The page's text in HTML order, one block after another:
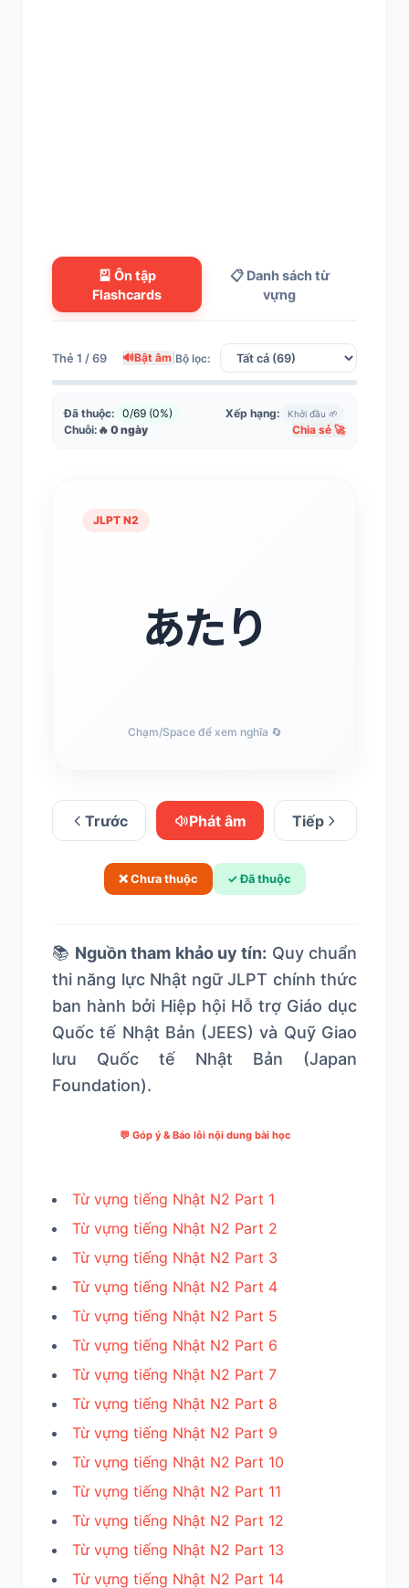
🎴 Ôn tập
Flashcards
📋 Danh sách từ
vựng
Thẻ 1 / 69 🔊Bật âm Bộ lọc:
Đã thuộc: 0/69 (0%) Xếp hạng: Khởi đầu 🌱
Chuỗi: 🔥 0 ngày Chia sẻ 🚀
JLPT N2
あたり
Chạm/Space để xem nghĩa 🔄
Chạm/Space để lật lại 🔄
Trước Phát âm Tiếp
❌ Chưa thuộc ✓ Đã thuộc
📚 Nguồn tham khảo uy tín: Quy chuẩn
thi năng lực Nhật ngữ JLPT chính thức
ban hành bởi Hiệp hội Hỗ trợ Giáo dục
Quốc tế Nhật Bản (JEES) và Quỹ Giao
lưu Quốc tế Nhật Bản (Japan
Foundation).
💬 Góp ý & Báo lỗi nội dung bài học
Từ vựng tiếng Nhật N2 Part 1
Từ vựng tiếng Nhật N2 Part 2
Từ vựng tiếng Nhật N2 Part 3
Từ vựng tiếng Nhật N2 Part 4
Từ vựng tiếng Nhật N2 Part 5
Từ vựng tiếng Nhật N2 Part 6
Từ vựng tiếng Nhật N2 Part 7
Từ vựng tiếng Nhật N2 Part 8
Từ vựng tiếng Nhật N2 Part 9
Từ vựng tiếng Nhật N2 Part 10
Từ vựng tiếng Nhật N2 Part 11
Từ vựng tiếng Nhật N2 Part 12
Từ vựng tiếng Nhật N2 Part 13
Từ vựng tiếng Nhật N2 Part 14